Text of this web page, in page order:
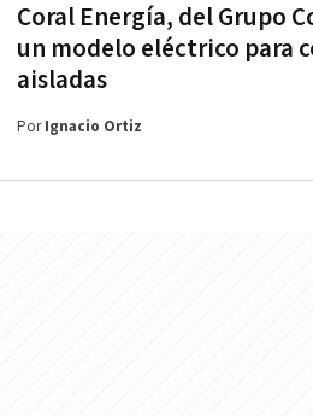
Coral Energía, del Grupo
un modelo eléctrico para
aisladas
PorIgnacio Ortiz